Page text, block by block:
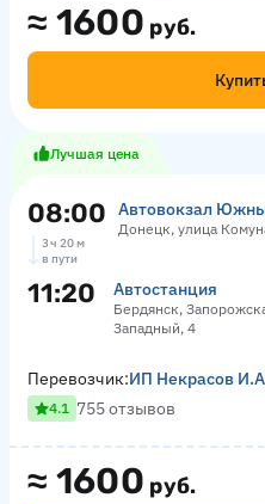
≈ 1600 руб.
Лучшая цена
08:00 Автовокзал
Донецк, улица
3 ч 20 м
в пути
11:20 Автостанция
Бердянск,
Западный, 4
≈ 1600 руб.
Перевозчик:ИП Некрасов
4.1 755 отзывов